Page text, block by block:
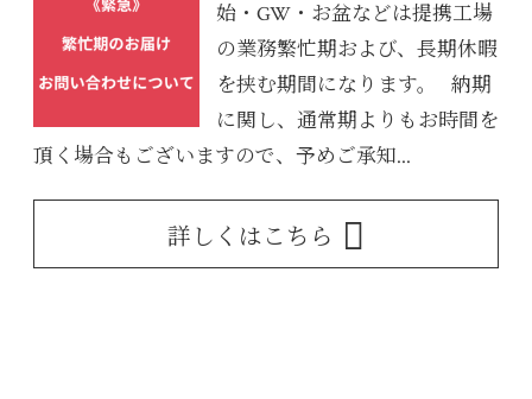
始・GW・お盆などは提携工場
の業務繁忙期および、長期休暇
を挟む期間になります。 納期
に関し、通常期よりもお時間を
頂く場合もございますので、予めご承知...
詳しくはこちら